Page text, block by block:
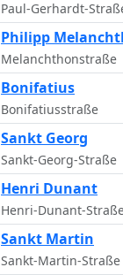
Paul-Gerhardt-
Philipp
Melanchthonstraße
Bonifatius
Bonifatiusstraße
Sankt Georg
Sankt-Georg-Straße
Henri Dunant
Henri-Dunant-
Sankt Martin
Sankt-Martin-Straße